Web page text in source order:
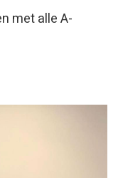
met alle A-